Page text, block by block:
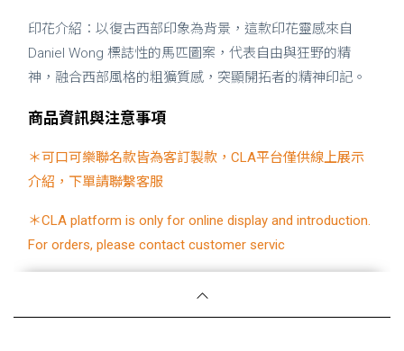
印花介紹：以復古西部印象為背景，這款印花靈感來自
Daniel Wong 標誌性的馬匹圖案，代表自由與狂野的精
神，融合西部風格的粗獷質感，突顯開拓者的精神印記。
商品資訊與注意事項
＊可口可樂聯名款皆為客訂製款，CLA平台僅供線上展示
介紹，下單請聯繫客服
＊CLA platform is only for online display and introduction.
For orders, please contact customer servic